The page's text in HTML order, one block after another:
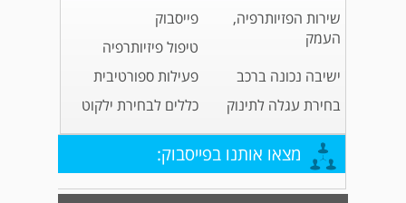
שירות הפזיותרפיה,
העמק
פייסבוק
טיפול פיזיותרפיה
ישיבה נכונה ברכב
פעילות ספורטיבית
בחירת עגלה לתינוק
כללים לבחירת ילקוט
מצאו אותנו בפייסבוק: